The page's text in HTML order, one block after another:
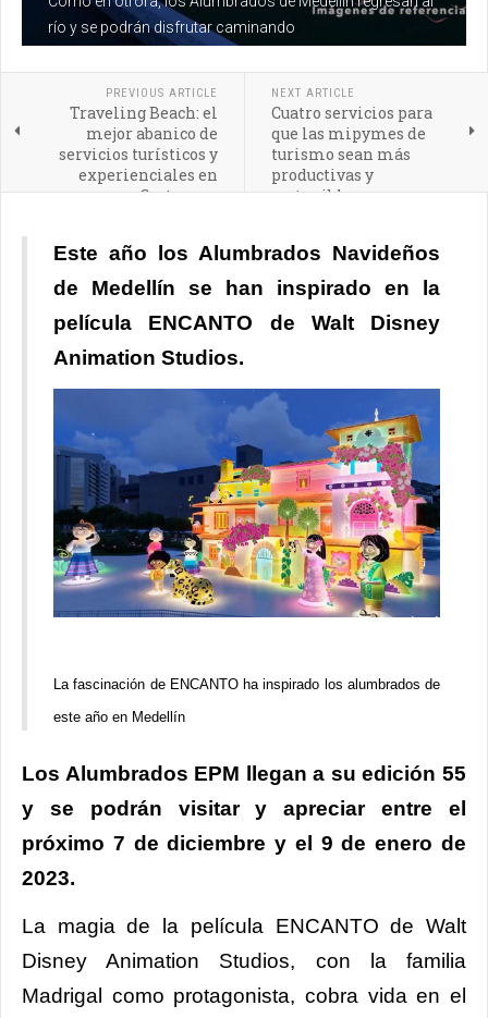
río y se podrán disfrutar caminando
PREVIOUS ARTICLE
Traveling Beach: el
mejor abanico de
servicios turísticos y
experienciales en
Cartagena
NEXT ARTICLE
Cuatro servicios para
que las mipymes de
turismo sean más
productivas y
sostenibles
Este año los Alumbrados Navideños
de Medellín se han inspirado en la
película ENCANTO de Walt Disney
Animation Studios.
La fascinación de ENCANTO ha inspirado los alumbrados de
este año en Medellín
Los Alumbrados EPM llegan a su edición 55
y se podrán visitar y apreciar entre el
próximo 7 de diciembre y el 9 de enero de
2023.
La magia de la película ENCANTO de Walt
Disney Animation Studios, con la familia
Madrigal como protagonista, cobra vida en el